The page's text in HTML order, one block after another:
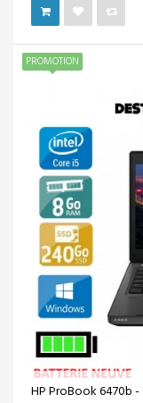
PROMOTION
HP ProBook 6470b -